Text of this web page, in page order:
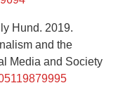
Hund. 2019.
and the
Media and Society